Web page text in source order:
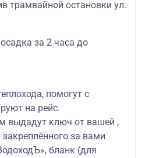
трамвайной остановки ул.
за 2 часа до
помогут с
на рейс.
выдадут ключ от вашей ,
за вами
бланк (для